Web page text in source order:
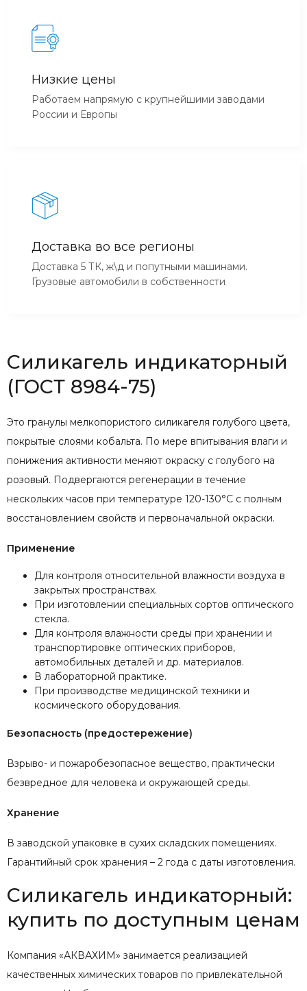
Низкие цены
Работаем напрямую с крупнейшими заводами
России и Европы
Доставка во все регионы
Доставка 5 ТК, ж\д и попутными машинами.
Грузовые автомобили в собственности
Силикагель индикаторный
(ГОСТ 8984-75)
Это гранулы мелкопористого силикагеля голубого цвета,
покрытые слоями кобальта. По мере впитывания влаги и
понижения активности меняют окраску с голубого на
розовый. Подвергаются регенерации в течение
нескольких часов при температуре 120-130°С с полным
восстановлением свойств и первоначальной окраски.
Применение
Для контроля относительной влажности воздуха в
закрытых пространствах.
При изготовлении специальных сортов оптического
стекла.
Для контроля влажности среды при хранении и
транспортировке оптических приборов,
автомобильных деталей и др. материалов.
В лабораторной практике.
При производстве медицинской техники и
космического оборудования.
Безопасность (предостережение)
Взрыво- и пожаробезопасное вещество, практически
безвредное для человека и окружающей среды.
Хранение
В заводской упаковке в сухих складских помещениях.
Гарантийный срок хранения – 2 года с даты изготовления.
Силикагель индикаторный:
купить по доступным ценам
Компания «АКВАХИМ» занимается реализацией
качественных химических товаров по привлекательной